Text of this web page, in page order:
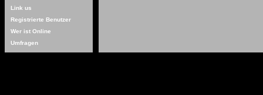
Link us
Registrierte Benutzer
Wer ist Online
Umfragen